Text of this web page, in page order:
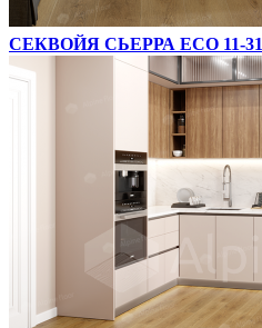
СЕКВОЙЯ СЬЕРРА ECO 11-31